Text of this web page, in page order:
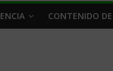
CONTENIDO